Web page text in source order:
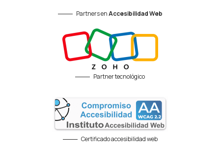
Partners enAccesibilidad Web
Partner tecnológico
Certificado accesibilidad web